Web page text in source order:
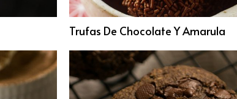
Trufas De Chocolate Y Amarula